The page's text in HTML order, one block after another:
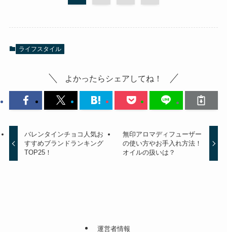
ライフスタイル
よかったらシェアしてね！
バレンタインチョコ人気お
すすめブランドランキング
TOP25！
無印アロマディフューザー
の使い方やお手入れ方法！
オイルの扱いは？
運営者情報